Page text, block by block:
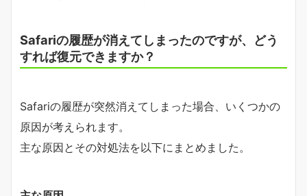
Safariの履歴が消えてしまったのですが、どう
すれば復元できますか？
Safariの履歴が突然消えてしまった場合、いくつかの
原因が考えられます。
主な原因とその対処法を以下にまとめました。